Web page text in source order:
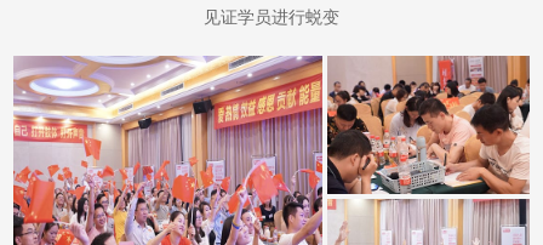
见证学员进行蜕变